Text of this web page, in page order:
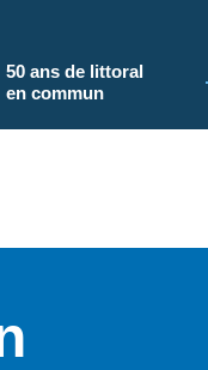
sur le site du
50 ans de littoral
en commun​